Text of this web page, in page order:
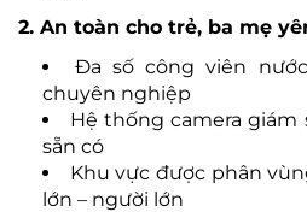
2. An toàn cho trẻ, ba mẹ y
Đa số công viên nước
chuyên nghiệp
Hệ thống camera giám
sẵn có
Khu vực được phân
lớn – người lớn